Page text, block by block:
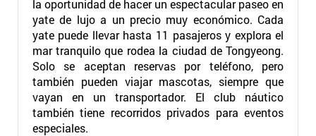
la oportunidad de hacer un espectacular paseo en
yate de lujo a un precio muy económico. Cada
yate puede llevar hasta 11 pasajeros y explora el
mar tranquilo que rodea la ciudad de Tongyeong.
Solo se aceptan reservas por teléfono, pero
también pueden viajar mascotas, siempre que
vayan en un transportador. El club náutico
también tiene recorridos privados para eventos
especiales.